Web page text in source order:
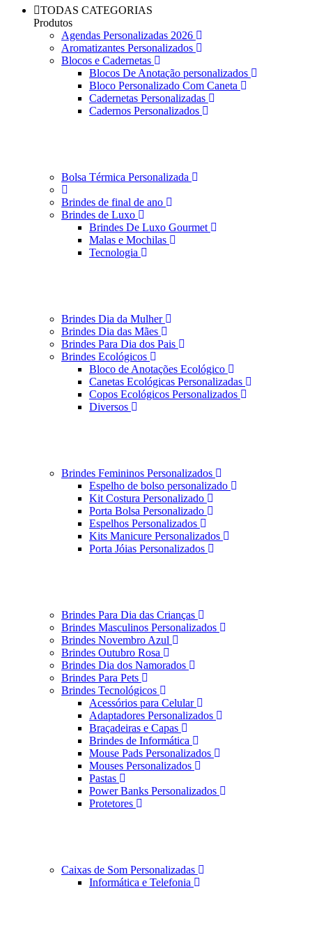
TODAS CATEGORIAS
Produtos
Agendas Personalizadas 2026
Aromatizantes Personalizados
Blocos e Cadernetas
Blocos De Anotação personalizados
Bloco Personalizado Com Caneta
Cadernetas Personalizadas
Cadernos Personalizados
Bolsa Térmica Personalizada
Brindes de final de ano
Brindes de Luxo
Brindes De Luxo Gourmet
Malas e Mochilas
Tecnologia
Brindes Dia da Mulher
Brindes Dia das Mães
Brindes Para Dia dos Pais
Brindes Ecológicos
Bloco de Anotações Ecológico
Canetas Ecológicas Personalizadas
Copos Ecológicos Personalizados
Diversos
Brindes Femininos Personalizados
Espelho de bolso personalizado
Kit Costura Personalizado
Porta Bolsa Personalizado
Espelhos Personalizados
Kits Manicure Personalizados
Porta Jóias Personalizados
Brindes Para Dia das Crianças
Brindes Masculinos Personalizados
Brindes Novembro Azul
Brindes Outubro Rosa
Brindes Dia dos Namorados
Brindes Para Pets
Brindes Tecnológicos
Acessórios para Celular
Adaptadores Personalizados
Braçadeiras e Capas
Brindes de Informática
Mouse Pads Personalizados
Mouses Personalizados
Pastas
Power Banks Personalizados
Protetores
Caixas de Som Personalizadas
Informática e Telefonia